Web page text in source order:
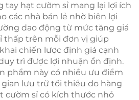
tay hạt cườm sỉ mang lại lợi ích
các nhà bán lẻ nhờ biên lợi
dao động từ mức tăng giá
thấp trên mỗi đơn vị giúp
chiến lược định giá cạnh
trì được lợi nhuận ổn định.
phẩm này có nhiều ưu điểm
lưu trữ tối thiểu do hàng
cườm sỉ có kích thước nhỏ